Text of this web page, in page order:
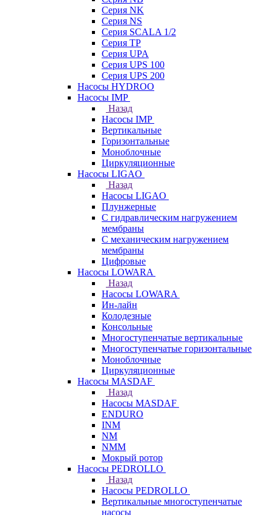
Серия NK
Серия NS
Серия SCALA 1/2
Серия TP
Серия UPA
Серия UPS 100
Серия UPS 200
Насосы HYDROO
Насосы IMP
Назад
Насосы IMP
Вертикальные
Горизонтальные
Моноблочные
Циркуляционные
Насосы LIGAO
Назад
Насосы LIGAO
Плунжерные
С гидравлическим нагружением
мембраны
С механическим нагружением
мембраны
Цифровые
Насосы LOWARA
Назад
Насосы LOWARA
Ин-лайн
Колодезные
Консольные
Многоступенчатые вертикальные
Многоступенчатые горизонтальные
Моноблочные
Циркуляционные
Насосы MASDAF
Назад
Насосы MASDAF
ENDURO
INM
NM
NMM
Мокрый ротор
Насосы PEDROLLO
Назад
Насосы PEDROLLO
Вертикальные многоступенчатые
насосы